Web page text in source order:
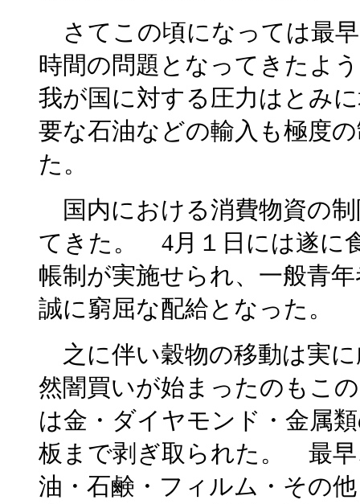
さてこの頃になっては最
時間の問題となってきたよ
我が国に対する圧力はとみ
要な石油などの輸入も極度
た。
国内における消費物資の
てきた。 4月１日には遂に
帳制が実施せられ、一般青
誠に窮屈な配給となった。
之に伴い穀物の移動は実
然闇買いが始まったのもこ
は金・ダイヤモンド・金属
板まで剥ぎ取られた。 最早
油・石鹸・フィルム・その